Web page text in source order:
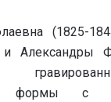
(1825-
Александры
формы с